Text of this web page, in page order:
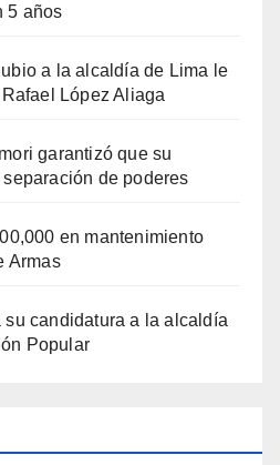
5 años
a la alcaldía de Lima le
López Aliaga
garantizó que su
de poderes
en mantenimiento
Armas
su candidatura a la alcaldía
Popular